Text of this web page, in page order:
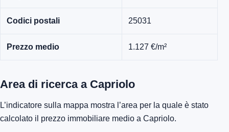
Codici postali 25031
Prezzo medio 1.127 €/m²
Area di ricerca a Capriolo
L’indicatore sulla mappa mostra l’area per la quale è stato
calcolato il prezzo immobiliare medio a Capriolo.